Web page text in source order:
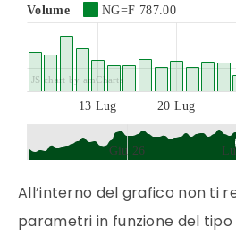
Volume NG=F 787.00
13 Lug 20 Lug
JS chart by amCharts
Giu 26
All’interno del grafico non ti
parametri in funzione del tipo